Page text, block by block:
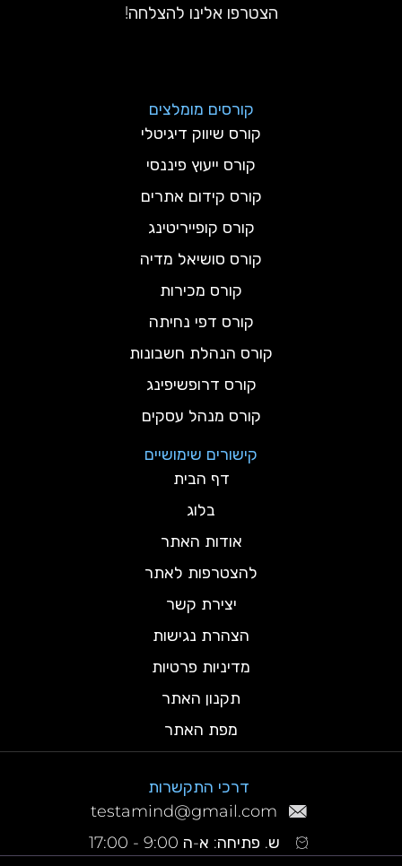
הצטרפו אלינו להצלחה!
קורסים מומלצים
קורס שיווק דיגיטלי
קורס ייעוץ פיננסי
קורס קידום אתרים
קורס קופייריטינג
קורס סושיאל מדיה
קורס מכירות
קורס דפי נחיתה
קורס הנהלת חשבונות
קורס דרופשיפינג
קורס מנהל עסקים
קישורים שימושיים
דף הבית
בלוג
אודות האתר
להצטרפות לאתר
יצירת קשר
הצהרת נגישות
מדיניות פרטיות
תקנון האתר
מפת האתר
דרכי התקשרות
testamind@gmail.com
ש. פתיחה: א-ה 9:00 - 17:00